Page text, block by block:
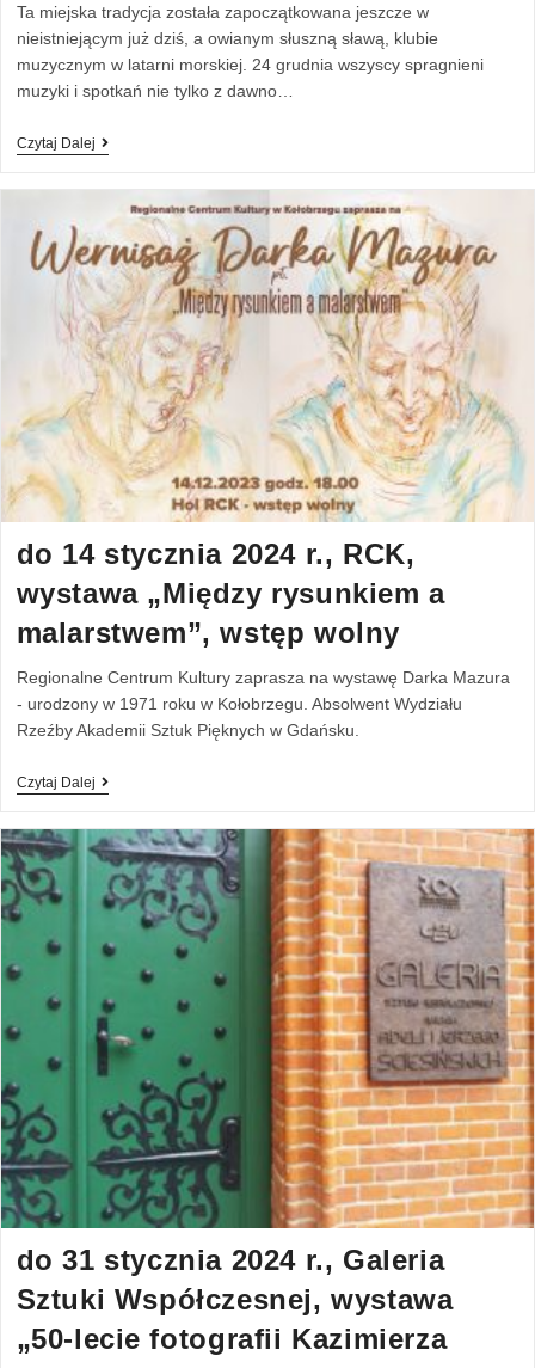
Ta miejska tradycja została zapoczątkowana jeszcze w
nieistniejącym już dziś, a owianym słuszną sławą, klubie
muzycznym w latarni morskiej. 24 grudnia wszyscy spragnieni
muzyki i spotkań nie tylko z dawno…
Czytaj Dalej
do 14 stycznia 2024 r., RCK,
wystawa „Między rysunkiem a
malarstwem”, wstęp wolny
Regionalne Centrum Kultury zaprasza na wystawę Darka Mazura
- urodzony w 1971 roku w Kołobrzegu. Absolwent Wydziału
Rzeźby Akademii Sztuk Pięknych w Gdańsku.
Czytaj Dalej
do 31 stycznia 2024 r., Galeria
Sztuki Współczesnej, wystawa
„50-lecie fotografii Kazimierza